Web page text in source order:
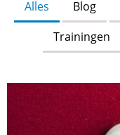
Alles Blog
Trainingen